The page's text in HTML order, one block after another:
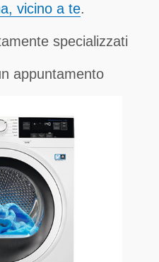
vicino a te.
specializzati
appuntamento